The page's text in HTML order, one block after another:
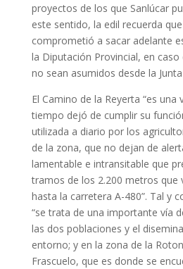
proyectos de los que Sanlúcar
este sentido, la edil recuerda
comprometió a sacar adelante
la Diputación Provincial, en
no sean asumidos desde la
El Camino de la Reyerta “es una
tiempo dejó de cumplir su
utilizada a diario por los
de la zona, que no dejan de
lamentable e intransitable que
tramos de los 2.200 metros que
hasta la carretera A-480”. Tal y
“se trata de una importante vía
las dos poblaciones y el
entorno; y en la zona de la
Frascuelo, que es donde se